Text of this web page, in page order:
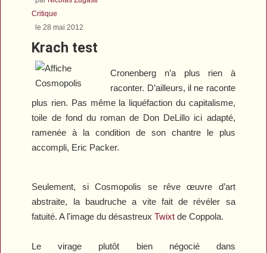
Critique
le 28 mai 2012
Krach test
Cronenberg n’a plus rien à
raconter. D’ailleurs, il ne raconte
plus rien. Pas même la liquéfaction du capitalisme,
toile de fond du roman de Don DeLillo ici adapté,
ramenée à la condition de son chantre le plus
accompli, Eric Packer.
Seulement, siCosmopolis se rêve œuvre d’art
abstraite, la baudruche a vite fait de révéler sa
fatuité. A l'image du désastreuxTwixtde Coppola.
Le virage plutôt bien négocié dans